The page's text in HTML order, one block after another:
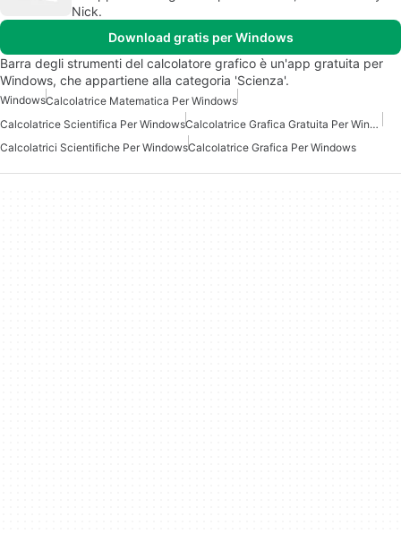
Nick.
Download gratis per Windows
Barra degli strumenti del calcolatore grafico è un'app gratuita per
Windows, che appartiene alla categoria 'Scienza'.
WindowsCalcolatrice Matematica Per Windows
Calcolatrice Scientifica Per Windows
Calcolatrice Grafica Gratuita Per Windows
Calcolatrici Scientifiche Per WindowsCalcolatrice Grafica Per Windows